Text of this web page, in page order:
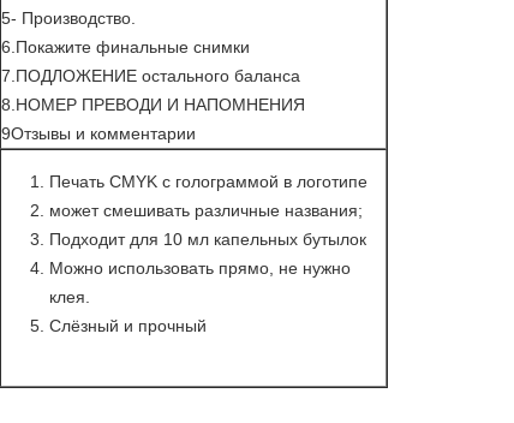
5- Производство.
6.Покажите финальные снимки
7.ПОДЛОЖЕНИЕ остального баланса
8.НОМЕР ПРЕВОДИ И НАПОМНЕНИЯ
9Отзывы и комментарии
Печать CMYK с голограммой в логотипе
может смешивать различные названия;
Подходит для 10 мл капельных бутылок
Можно использовать прямо, не нужно
клея.
Слёзный и прочный